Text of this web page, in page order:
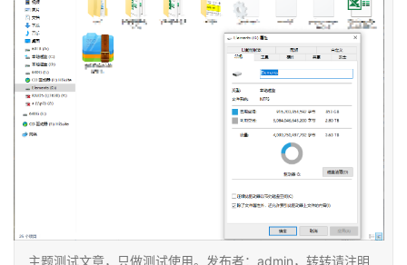
主题测试文章，只做测试使用。发布者：admin，转转请注明